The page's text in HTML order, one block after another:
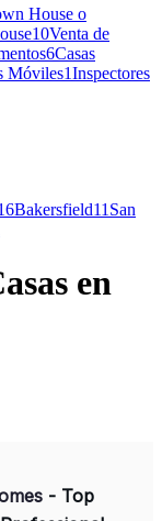
House o
10Venta de
6Casas
Móviles1Inspectores
Bakersfield11 San
en